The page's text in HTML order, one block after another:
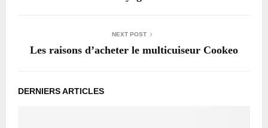
NEXT POST
Les raisons d’acheter le multicuiseur Cookeo
DERNIERS ARTICLES